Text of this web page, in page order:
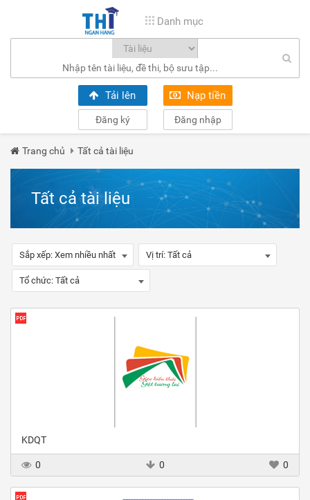
Danh mục
Tải lên Nạp tiền
Đăng ký Đăng nhập
Trang chủ Tất cả tài liệu
Tất cả tài liệu
Sắp xếp: Xem nhiều nhất Vị trí: Tất cả
Tổ chức: Tất cả
KDQT
0 0 0